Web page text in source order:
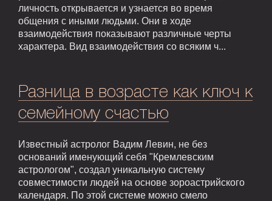
личность открывается и узнается во время
общения с иными людьми. Они в ходе
взаимодействия показывают различные черты
характера. Вид взаимодействия со всяким ч...
Разница в возрасте как ключ к
семейному счастью
Известный астролог Вадим Левин, не без
оснований именующий себя "Кремлевским
астрологом", создал уникальную систему
совместимости людей на основе зороастрийского
календаря. По этой системе можно смело